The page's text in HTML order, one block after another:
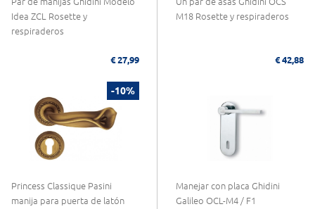
Idea ZCL Rosette y
respiraderos
€ 27,99
M18 Rosette y respiraderos
€ 42,88
-10%
Princess Classique Pasini
manija para puerta de latón
Manejar con placa Ghidini
Galileo OCL-M4 / F1